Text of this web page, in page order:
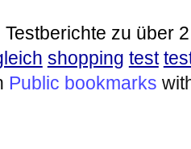
zu über
shopping test
Public bookmarks